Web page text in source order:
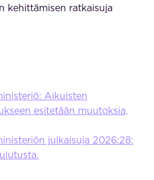
kehittämisen ratkaisuja
Aikuisten
esitetään muutoksia,
julkaisuja 2026:28: